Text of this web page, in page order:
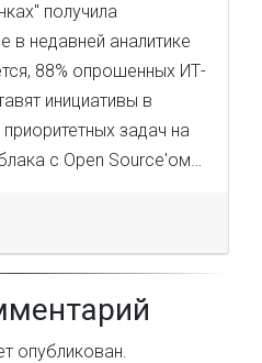
получила
в недавней аналитике
88% опрошенных ИТ-
инициативы в
задач на
с Open Source'ом…
опубликован.